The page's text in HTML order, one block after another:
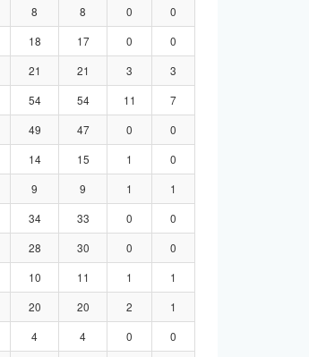
8 8 0
0
18 17 0
0
21 21 3
3
54 54 11
7
49 47 0
0
14 15 1
0
9 9 1
1
34 33 0
0
28 30 0
0
10 11 1
1
20 20 2
1
4 4 0
0